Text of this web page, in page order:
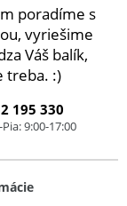
poradíme s
vyriešime
Váš balík,
treba. :)
195 330
9:00-17:00